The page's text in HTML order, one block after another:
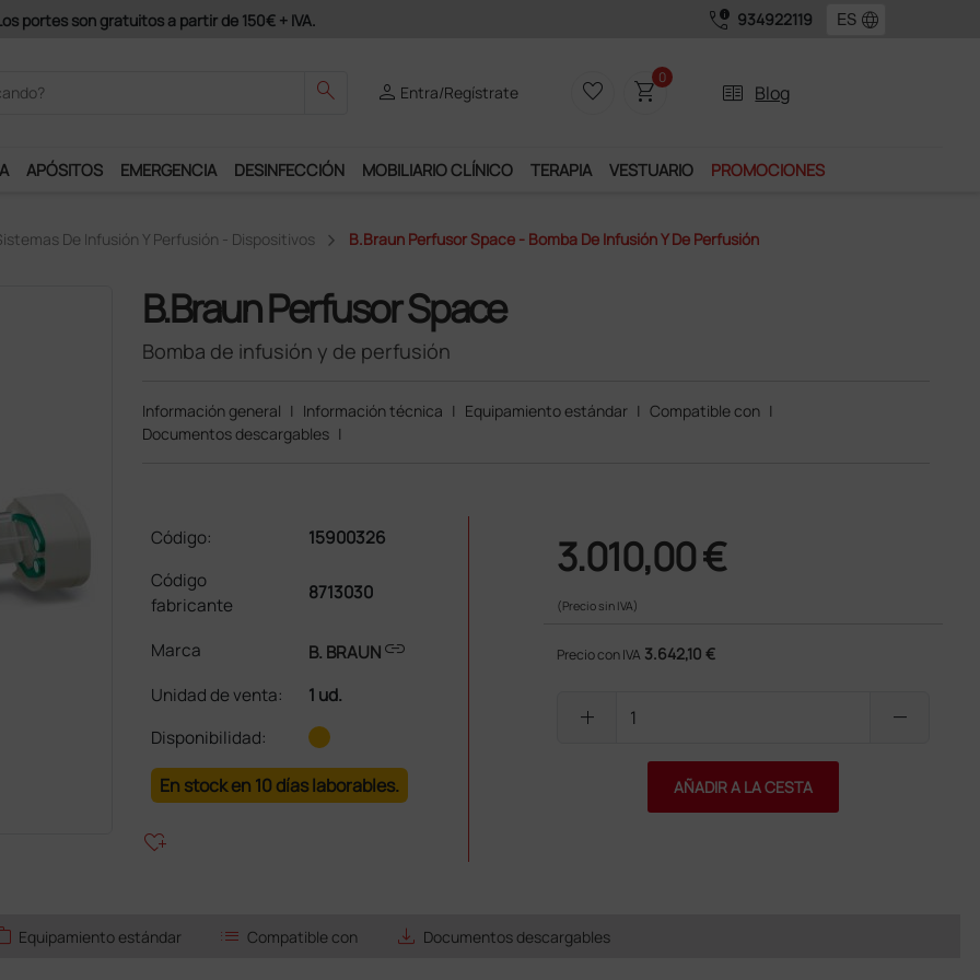
disfrutar de muchos servicios exclusivos. call_quality 934922119 language
search person Entra/Regístrate favorite_border shopping_cart0
two_pager Blog
APÓSITOS EMERGENCIA DESINFECCIÓN MOBILIARIO CLÍNICO TERAPIA VESTUARIO PROMOCIONES
De Infusión Y Perfusión - Dispositivos B.Braun Perfusor Space - Bomba De Infusión Y De Perfusión
B.Braun Perfusor Space
Bomba de infusión y de perfusión
Información general | Información técnica | Equipamiento estándar | Compatible con |
Documentos descargables |
Código:
15900326
Código
fabricante
8713030
Marca B. BRAUNlink
Unidad de venta:
1 ud.
Disponibilidad:
En stock en 10 días laborables.
heart_plus
3.010,00 €
(Precio sin IVA)
Precio con IVA 3.642,10 €
add remove
AÑADIR A LA CESTA
Equipamiento estándar list Compatible con save_alt Documentos descargables